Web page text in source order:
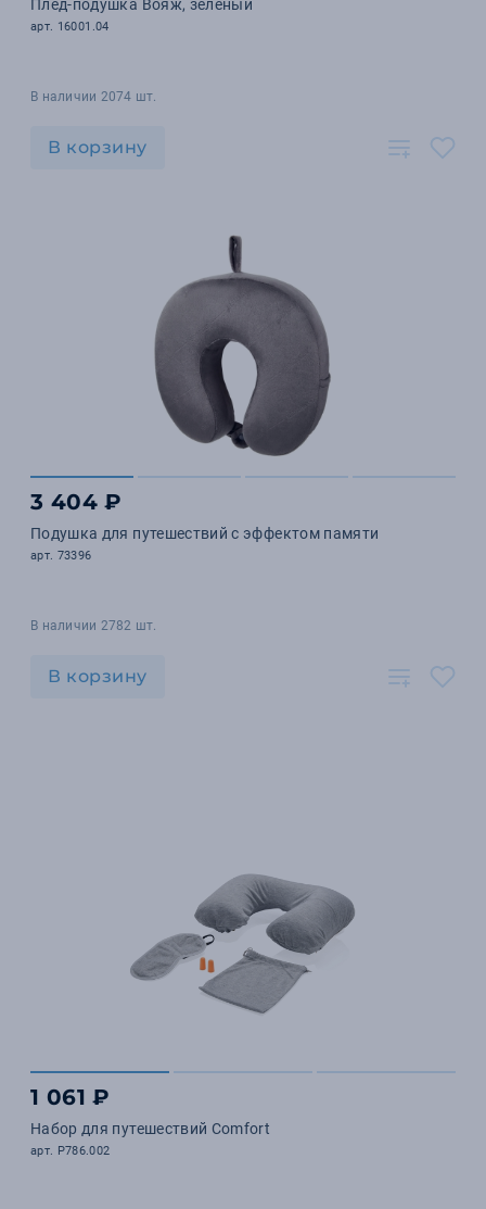
Плед-подушка Вояж, зеленый
арт. 16001.04
В наличии 2074 шт.
В корзину
3 404 ₽
Подушка для путешествий с эффектом памяти
арт. 73396
В наличии 2782 шт.
В корзину
1 061 ₽
Набор для путешествий Comfort
арт. P786.002